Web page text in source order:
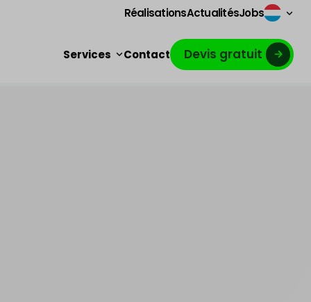
RéalisationsActualitésJobs
Services Contact Devis gratuit